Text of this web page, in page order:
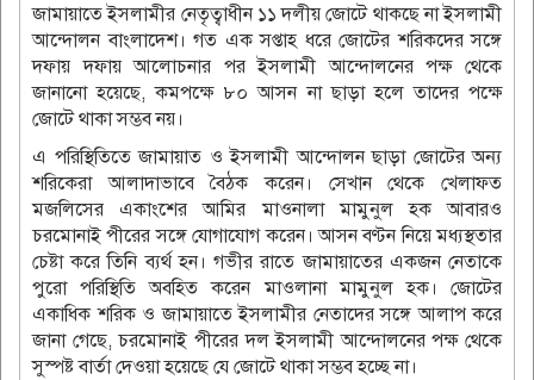
জামায়াতে ইসলামীর নেতৃত্বাধীন ১১ দলীয় জোটে থাকছে না ইসলামী
আন্দোলন বাংলাদেশ। গত এক সপ্তাহ ধরে জোটের শরিকদের সঙ্গে
দফায় দফায় আলোচনার পর ইসলামী আন্দোলনের পক্ষ থেকে
জানানো হয়েছে, কমপক্ষে ৮০ আসন না ছাড়া হলে তাদের পক্ষে
জোটে থাকা সম্ভব নয়।
এ পরিস্থিতিতে জামায়াত ও ইসলামী আন্দোলন ছাড়া জোটের অন্য
শরিকেরা আলাদাভাবে বৈঠক করেন। সেখান থেকে খেলাফত
মজলিসের একাংশের আমির মাওনালা মামুনুল হক আবারও
চরমোনাই পীরের সঙ্গে যোগাযোগ করেন। আসন বণ্টন নিয়ে মধ্যস্থতার
চেষ্টা করে তিনি ব্যর্থ হন। গভীর রাতে জামায়াতের একজন নেতাকে
পুরো পরিস্থিতি অবহিত করেন মাওলানা মামুনুল হক। জোটের
একাধিক শরিক ও জামায়াতে ইসলামীর নেতাদের সঙ্গে আলাপ করে
জানা গেছে, চরমোনাই পীরের দল ইসলামী আন্দোলনের পক্ষ থেকে
সুস্পষ্ট বার্তা দেওয়া হয়েছে যে জোটে থাকা সম্ভব হচ্ছে না।